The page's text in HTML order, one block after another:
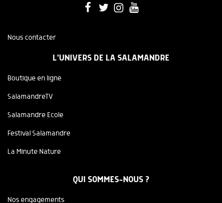
Nous contacter
L'UNIVERS DE LA SALAMANDRE
Boutique en ligne
SalamandreTV
Salamandre Ecole
Festival Salamandre
La Minute Nature
QUI SOMMES-NOUS ?
Nos engagements